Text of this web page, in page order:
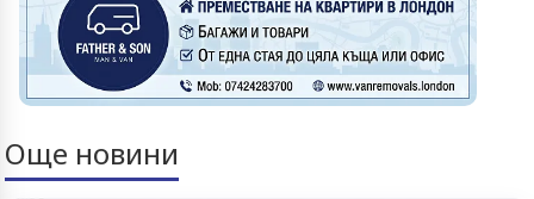
Още новини